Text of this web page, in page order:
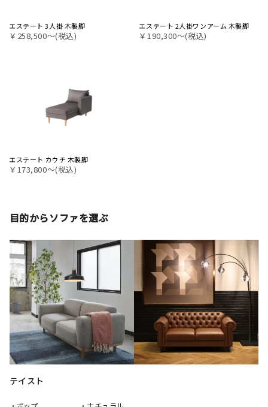
エステート 3人掛 木製脚
￥258,500〜(税込)
エステート 2人掛ワンアーム 木製脚
￥190,300〜(税込)
エステート カウチ 木製脚
￥173,800〜(税込)
目的からソファを選ぶ
テイスト